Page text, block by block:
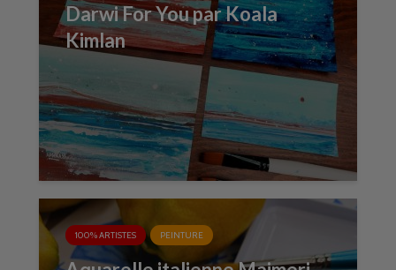
Darwi For You par Koala
Kimlan
100% ARTISTES PEINTURE